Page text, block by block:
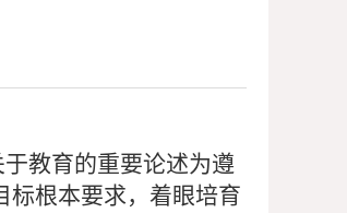
教育的重要论述为遵
标根本要求，着眼培育